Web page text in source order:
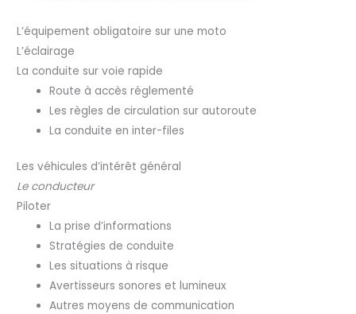
L’équipement obligatoire sur une moto
L’éclairage
La conduite sur voie rapide
Route à accès réglementé
Les règles de circulation sur autoroute
La conduite en inter-files
Les véhicules d’intérêt général
Le conducteur
Piloter
La prise d’informations
Stratégies de conduite
Les situations à risque
Avertisseurs sonores et lumineux
Autres moyens de communication